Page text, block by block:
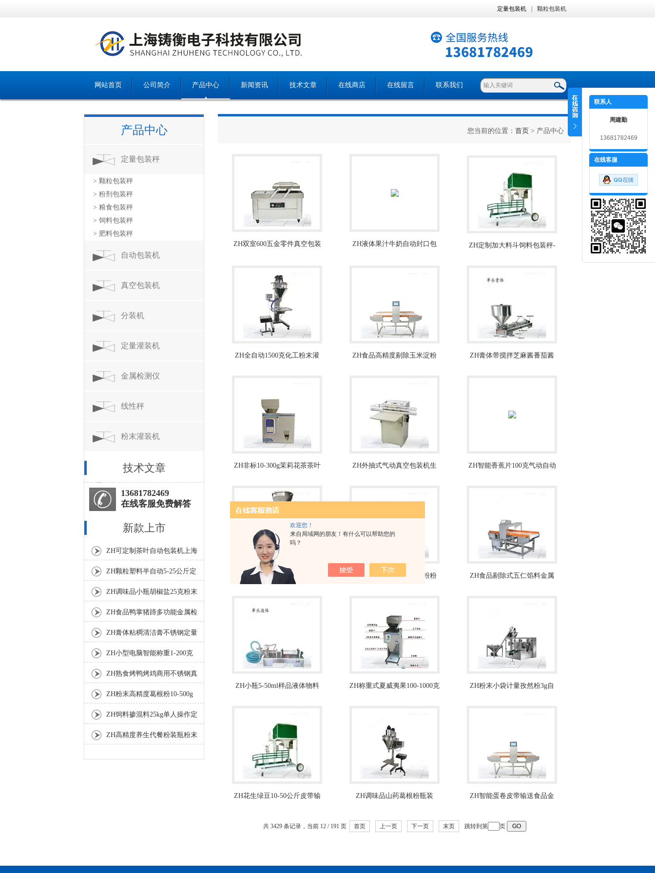
欢迎您！
来自局域网的朋友！有什么可以帮助您的
吗？
定量包装机 颗粒包装机
网站首页 公司简介 产品中心 新闻资讯 技术文章 在线商店 在线留言 联系我们
产品中心
定量包装秤
> 颗粒包装秤
> 粉剂包装秤
> 粮食包装秤
> 饲料包装秤
> 肥料包装秤
自动包装机
真空包装机
分装机
定量灌装机
金属检测仪
线性秤
粉末灌装机
技术文章
13681782469
在线客服免费解答
新款上市
ZH可定制茶叶自动包装机上海
厂家
ZH颗粒塑料半自动5-25公斤定
量包装机
ZH调味品小瓶胡椒盐25克粉末
灌装机
ZH食品鸭掌猪蹄多功能金属检
测机
ZH膏体粘稠清洁膏不锈钢定量
灌装机厂家
ZH小型电脑智能称重1-200克
分装机
ZH熟食烤鸭烤鸡商用不锈钢真
空包装机
ZH粉末高精度葛根粉10-500g
自动包装机
ZH饲料掺混料25kg单人操作定
量包装机
ZH高精度养生代餐粉装瓶粉末
您当前的位置： 首页 > 产品中心
ZH双室600五金零件真空包装
ZH液体果汁牛奶自动封口包
ZH定制加大料斗饲料包装秤-
ZH全自动1500克化工粉末灌
ZH食品高精度剔除玉米淀粉
ZH膏体带搅拌芝麻酱番茄酱
ZH非标10-300g茉莉花茶茶叶
ZH外抽式气动真空包装机生
ZH智能香蕉片100克气动自动
ZH钛白粉粉剂包装秤-25公斤
ZH调味品八角桂皮花椒粉粉
ZH食品剔除式五仁馅料金属
ZH小瓶5-50ml样品液体物料
ZH称重式夏威夷果100-1000克
ZH粉末小袋计量孜然粉3g自
ZH花生绿豆10-50公斤皮带输
ZH调味品山药葛根粉瓶装
ZH智能蛋卷皮带输送食品金
共 3429 条记录，当前 12 / 191 页 首页 上一页 下一页 末页 跳转到第 页
联系人
周建勤
13681782469
在线客服